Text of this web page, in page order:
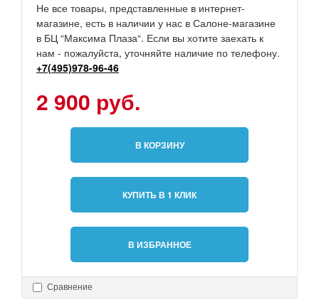
Не все товары, представленные в интернет-
магазине, есть в наличии у нас в Салоне-магазине
в БЦ “Максима Плаза“. Если вы хотите заехать к
нам - пожалуйста, уточняйте наличие по телефону.
+7(495)978-96-46
2 900 руб.
В КОРЗИНУ
КУПИТЬ В 1 КЛИК
В ИЗБРАННОЕ
Сравнение